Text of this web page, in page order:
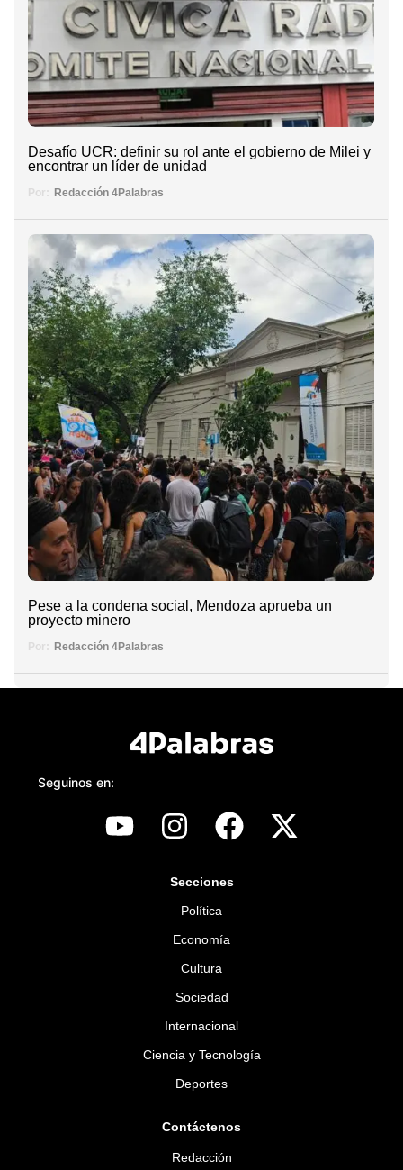
Desafío UCR: definir su rol ante el gobierno de Milei y
encontrar un líder de unidad
Por: Redacción 4Palabras
Pese a la condena social, Mendoza aprueba un
proyecto minero
Por: Redacción 4Palabras
Seguinos en:
Secciones
Política
Economía
Cultura
Sociedad
Internacional
Ciencia y Tecnología
Deportes
Contáctenos
Redacción